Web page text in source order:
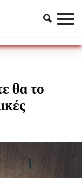
– Οι τελικές
θα το